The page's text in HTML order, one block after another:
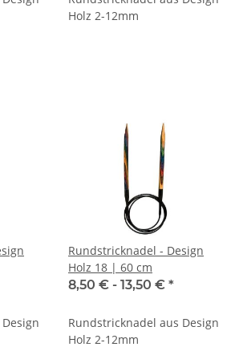
Holz 2-12mm
Rundstricknadel - Design
Holz 18 | 60 cm
8,50 € - 13,50 € *
Rundstricknadel aus Design
Holz 2-12mm